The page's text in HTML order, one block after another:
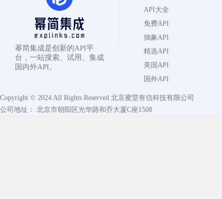
幂简集成是创新的API平
台，一站搜索、试用、集成
国内外API。
API大全
免费API
抽象API
精选API
美国API
国外API
Copyright © 2024 All Rights Reserved 北京蜜堂有信科技有限公司
公司地址： 北京市朝阳区光华路和乔大厦C座1508